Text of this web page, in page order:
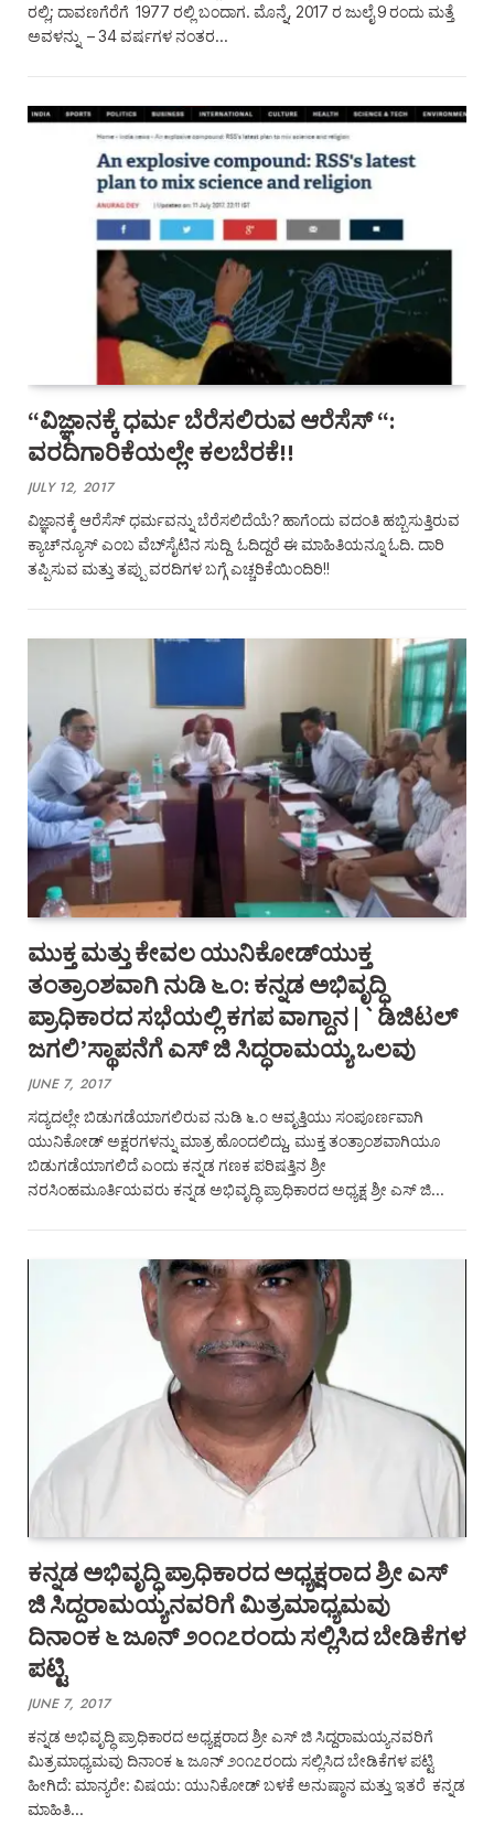
ರಲ್ಲಿ; ದಾವಣಗೆರೆಗೆ 1977 ರಲ್ಲಿ ಬಂದಾಗ. ಮೊನ್ನೆ, 2017 ರ ಜುಲೈ 9 ರಂದು ಮತ್ತೆ
ಅವಳನ್ನು – 34 ವರ್ಷಗಳ ನಂತರ…
“ವಿಜ್ಞಾನಕ್ಕೆ ಧರ್ಮ ಬೆರೆಸಲಿರುವ ಆರೆಸೆಸ್‌ “:
ವರದಿಗಾರಿಕೆಯಲ್ಲೇ ಕಲಬೆರಕೆ!!
JULY 12, 2017
ವಿಜ್ಞಾನಕ್ಕೆ ಆರೆಸೆಸ್‌ ಧರ್ಮವನ್ನು ಬೆರೆಸಲಿದೆಯೆ? ಹಾಗೆಂದು ವದಂತಿ ಹಬ್ಬಿಸುತ್ತಿರುವ
ಕ್ಯಾಚ್‌ನ್ಯೂಸ್‌‌ ಎಂಬ ವೆಬ್‌ಸೈಟಿನ ಸುದ್ದಿ ಓದಿದ್ದರೆ ಈ ಮಾಹಿತಿಯನ್ನೂ ಓದಿ. ದಾರಿ
ತಪ್ಪಿಸುವ ಮತ್ತು ತಪ್ಪು ವರದಿಗಳ ಬಗ್ಗೆ ಎಚ್ಚರಿಕೆಯಿಂದಿರಿ!!
ಮುಕ್ತ ಮತ್ತು ಕೇವಲ ಯುನಿಕೋಡ್‌ಯುಕ್ತ
ತಂತ್ರಾಂಶವಾಗಿ ನುಡಿ ೬.೦: ಕನ್ನಡ ಅಭಿವೃದ್ಧಿ
ಪ್ರಾಧಿಕಾರದ ಸಭೆಯಲ್ಲಿ ಕಗಪ ವಾಗ್ದಾನ | `ಡಿಜಿಟಲ್‌
ಜಗಲಿ’ಸ್ಥಾಪನೆಗೆ ಎಸ್‌ ಜಿ ಸಿದ್ಧರಾಮಯ್ಯ ಒಲವು
JUNE 7, 2017
ಸದ್ಯದಲ್ಲೇ ಬಿಡುಗಡೆಯಾಗಲಿರುವ ನುಡಿ ೬.೦ ಆವೃತ್ತಿಯು ಸಂಪೂರ್ಣವಾಗಿ
ಯುನಿಕೋಡ್‌ ಅಕ್ಷರಗಳನ್ನು ಮಾತ್ರ ಹೊಂದಲಿದ್ದು, ಮುಕ್ತ ತಂತ್ರಾಂಶವಾಗಿಯೂ
ಬಿಡುಗಡೆಯಾಗಲಿದೆ ಎಂದು ಕನ್ನಡ ಗಣಕ ಪರಿಷತ್ತಿನ ಶ್ರೀ
ನರಸಿಂಹಮೂರ್ತಿಯವರು ಕನ್ನಡ ಅಭಿವೃದ್ಧಿ ಪ್ರಾಧಿಕಾರದ ಅಧ್ಯಕ್ಷ ಶ್ರೀ ಎಸ್‌ ಜಿ…
ಕನ್ನಡ ಅಭಿವೃದ್ಧಿ ಪ್ರಾಧಿಕಾರದ ಅಧ್ಯಕ್ಷರಾದ ಶ್ರೀ ಎಸ್‌
ಜಿ ಸಿದ್ದರಾಮಯ್ಯನವರಿಗೆ ಮಿತ್ರಮಾಧ್ಯಮವು
ದಿನಾಂಕ ೬ ಜೂನ್‌ ೨೦೧೭ರಂದು ಸಲ್ಲಿಸಿದ ಬೇಡಿಕೆಗಳ
ಪಟ್ಟಿ
JUNE 7, 2017
ಕನ್ನಡ ಅಭಿವೃದ್ಧಿ ಪ್ರಾಧಿಕಾರದ ಅಧ್ಯಕ್ಷರಾದ ಶ್ರೀ ಎಸ್‌ ಜಿ ಸಿದ್ದರಾಮಯ್ಯನವರಿಗೆ
ಮಿತ್ರಮಾಧ್ಯಮವು ದಿನಾಂಕ ೬ ಜೂನ್‌ ೨೦೧೭ರಂದು ಸಲ್ಲಿಸಿದ ಬೇಡಿಕೆಗಳ ಪಟ್ಟಿ
ಹೀಗಿದೆ: ಮಾನ್ಯರೇ: ವಿಷಯ: ಯುನಿಕೋಡ್‌ ಬಳಕೆ ಅನುಷ್ಠಾನ ಮತ್ತು ಇತರೆ ಕನ್ನಡ
ಮಾಹಿತಿ…